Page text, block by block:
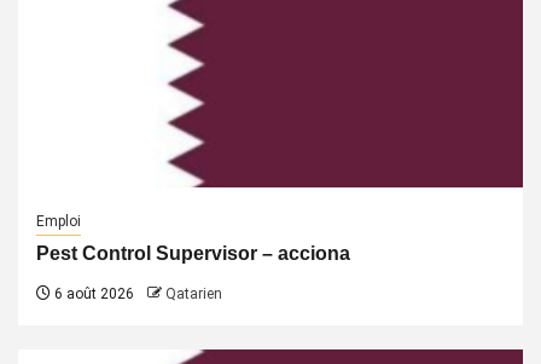
Emploi
Pest Control Supervisor – acciona
6 août 2026 Qatarien